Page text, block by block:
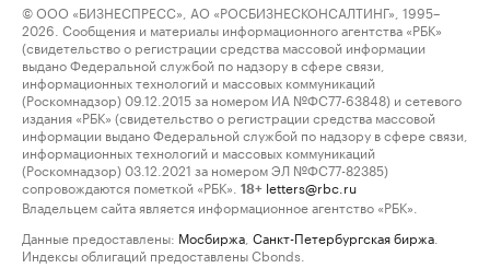
© ООО «БИЗНЕСПРЕСС», АО «РОСБИЗНЕСКОНСАЛТИНГ», 1995–
2026. Сообщения и материалы информационного агентства «РБК»
(свидетельство о регистрации средства массовой информации
выдано Федеральной службой по надзору в сфере связи,
информационных технологий и массовых коммуникаций
(Роскомнадзор) 09.12.2015 за номером ИА №ФС77-63848) и сетевого
издания «РБК» (свидетельство о регистрации средства массовой
информации выдано Федеральной службой по надзору в сфере связи,
информационных технологий и массовых коммуникаций
(Роскомнадзор) 03.12.2021 за номером ЭЛ №ФС77-82385)
сопровождаются пометкой «РБК».
18+ letters@rbc.ru
Владельцем сайта является информационное агентство «РБК».
Данные предоставлены: Мосбиржа Санкт-Петербургская биржа
Индексы облигаций предоставлены Cbonds.